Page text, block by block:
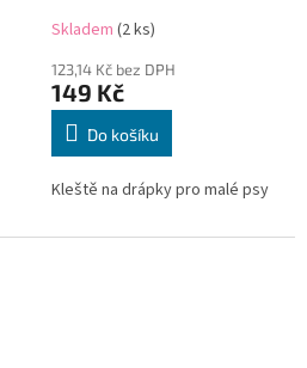
Skladem (2 ks)
123,14 Kč bez DPH
149 Kč
Do košíku
Kleště na drápky pro malé psy